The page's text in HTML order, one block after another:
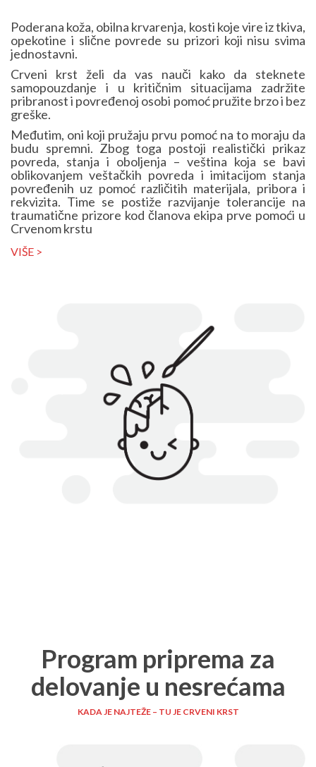
Poderana koža, obilna krvarenja, kosti koje vire iz tkiva,
opekotine i slične povrede su prizori koji nisu svima
jednostavni.
Crveni krst želi da vas nauči kako da steknete
samopouzdanje i u kritičnim situacijama zadržite
pribranost i povređenoj osobi pomoć pružite brzo i bez
greške.
Međutim, oni koji pružaju prvu pomoć na to moraju da
budu spremni. Zbog toga postoji realistički prikaz
povreda, stanja i oboljenja – veština koja se bavi
oblikovanjem veštačkih povreda i imitacijom stanja
povređenih uz pomoć različitih materijala, pribora i
rekvizita. Time se postiže razvijanje tolerancije na
traumatične prizore kod članova ekipa prve pomoći u
Crvenom krstu
VIŠE >
Program priprema za
delovanje u nesrećama
KADA JE NAJTEŽE – TU JE CRVENI KRST